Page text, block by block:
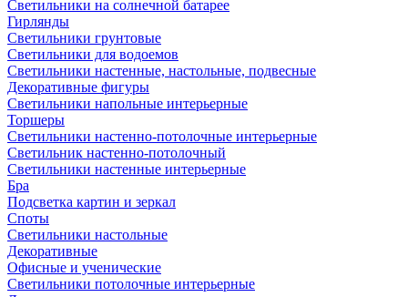
Светильники на солнечной батарее
Гирлянды
Светильники грунтовые
Светильники для водоемов
Светильники настенные, настольные, подвесные
Декоративные фигуры
Светильники напольные интерьерные
Торшеры
Светильники настенно-потолочные интерьерные
Светильник настенно-потолочный
Светильники настенные интерьерные
Бра
Подсветка картин и зеркал
Споты
Светильники настольные
Декоративные
Офисные и ученические
Светильники потолочные интерьерные